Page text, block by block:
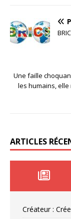
Une faille
les humains,
ARTICLES
Créateur :